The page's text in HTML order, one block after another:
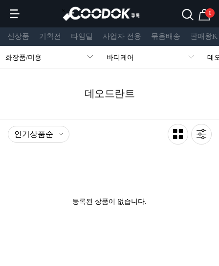
s 0
신상품 기획전 타임딜 사업자 전용 묶음배송 판매왕K
화장품/미용 바디케어 데
데오드란트
등록된 상품이 없습니다.